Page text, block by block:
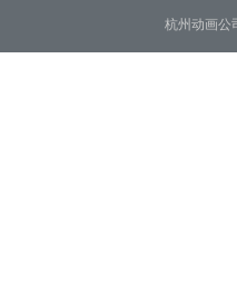
杭州动画公